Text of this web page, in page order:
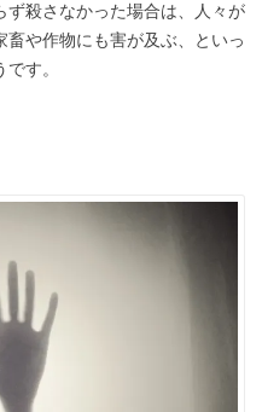
ず殺さなかった場合は、人々が
や作物にも害が及ぶ、といっ
す。